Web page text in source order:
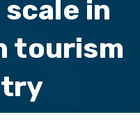
in
tourism